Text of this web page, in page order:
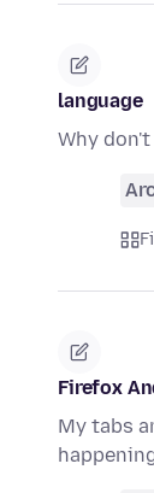
language
Why
Firefox
My tabs